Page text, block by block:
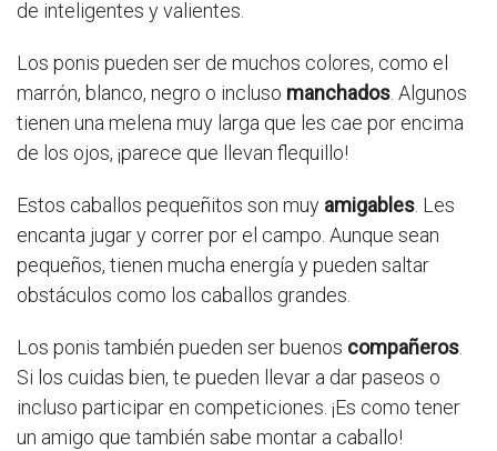
de inteligentes y valientes.
Los ponis pueden ser de muchos colores, como el
marrón, blanco, negro o incluso manchados . Algunos
tienen una melena muy larga que les cae por encima
de los ojos, ¡parece que llevan flequillo!
Estos caballos pequeñitos son muy amigables . Les
encanta jugar y correr por el campo. Aunque sean
pequeños, tienen mucha energía y pueden saltar
obstáculos como los caballos grandes.
Los ponis también pueden ser buenos compañeros
Si los cuidas bien, te pueden llevar a dar paseos o
incluso participar en competiciones. ¡Es como tener
un amigo que también sabe montar a caballo!